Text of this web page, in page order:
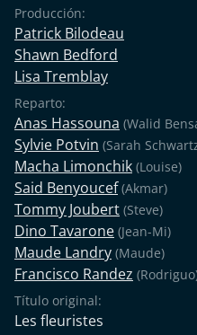
Producción:
Patrick Bilodeau
Shawn Bedford
Lisa Tremblay
Reparto:
Anas Hassouna (Walid
Sylvie Potvin (Sarah
Macha Limonchik (Louise)
Said Benyoucef(Akmar)
Tommy Joubert (Steve)
Dino Tavarone (Jean-Mi)
Maude Landry (Maude)
Francisco Randez
Título original:
Les fleuristes